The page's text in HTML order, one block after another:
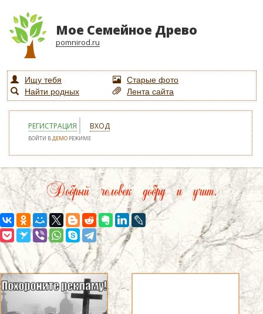
Мое Семейное Древо
pomnirod.ru
Ищу тебя
Старые фото
Найти родных
Лента сайта
РЕГИСТРАЦИЯ ВХОД
ВОЙТИ ВДЕМО РЕЖИМЕ
Добрый человек добру и учит.